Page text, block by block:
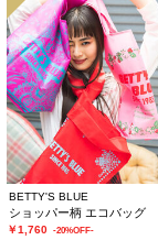
BETTY'S BLUE
ショッパー柄 エコバッグ
￥1,760 -20%OFF-